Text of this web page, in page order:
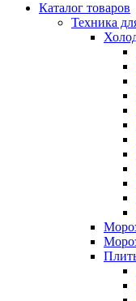
Каталог товаров
Техника